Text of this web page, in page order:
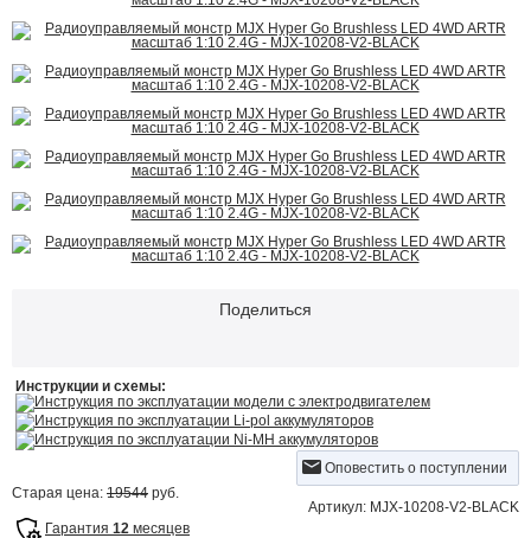
Поделиться
Инструкции и схемы:
Инструкция по эксплуатации модели с электродвигателем
Инструкция по эксплуатации Li-pol аккумуляторов
Инструкция по эксплуатации Ni-MH аккумуляторов
Оповестить о поступлении
Старая цена: 19544 руб.
Артикул: MJX-10208-V2-BLACK
Гарантия 12 месяцев